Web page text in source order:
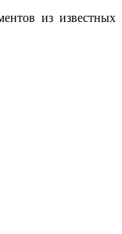
из известных